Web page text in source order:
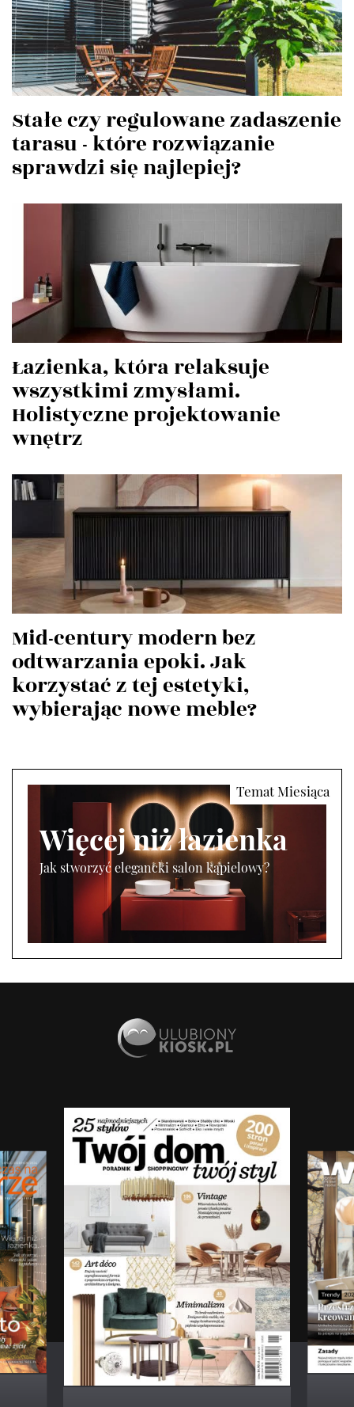
Stałe czy regulowane zadaszenie
tarasu - które rozwiązanie
sprawdzi się najlepiej?
Łazienka, która relaksuje
wszystkimi zmysłami.
Holistyczne projektowanie
wnętrz
Mid-century modern bez
odtwarzania epoki. Jak
korzystać z tej estetyki,
wybierając nowe meble?
Więcej niż łazienka
Jak stworzyć elegancki salon kąpielowy?